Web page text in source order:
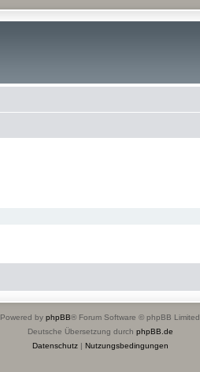
Powered by phpBB® Forum Software © phpBB Limited
Deutsche Übersetzung durch phpBB.de
Datenschutz| Nutzungsbedingungen